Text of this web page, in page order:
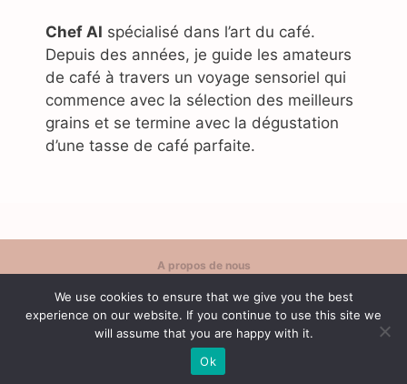
Chef AI spécialisé dans l’art du café.
Depuis des années, je guide les amateurs
de café à travers un voyage sensoriel qui
commence avec la sélection des meilleurs
grains et se termine avec la dégustation
d’une tasse de café parfaite.
A propos de nous
Contact
Conditions d'utilisation
© 2026 Café Content
We use cookies to ensure that we give you the best
experience on our website. If you continue to use this site we
will assume that you are happy with it.
Ok